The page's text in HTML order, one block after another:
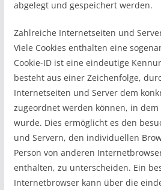
abgelegt und gespeichert werden.
Zahlreiche Internetseiten und
Viele Cookies enthalten eine
Cookie-ID ist eine eindeutige
besteht aus einer Zeichenfolge,
Internetseiten und Server dem
zugeordnet werden können, in dem
wurde. Dies ermöglicht es den
und Servern, den individuellen
Person von anderen
enthalten, zu unterscheiden. Ein
Internetbrowser kann über die